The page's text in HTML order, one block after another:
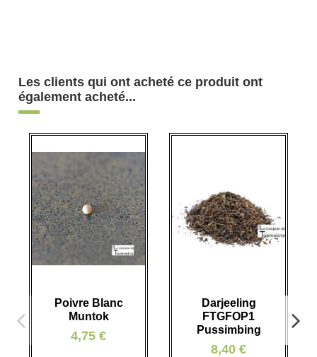
Les clients qui ont acheté ce produit ont
également acheté...
Poivre Blanc
Muntok
4,75 €
Darjeeling
FTGFOP1
Pussimbing
8,40 €